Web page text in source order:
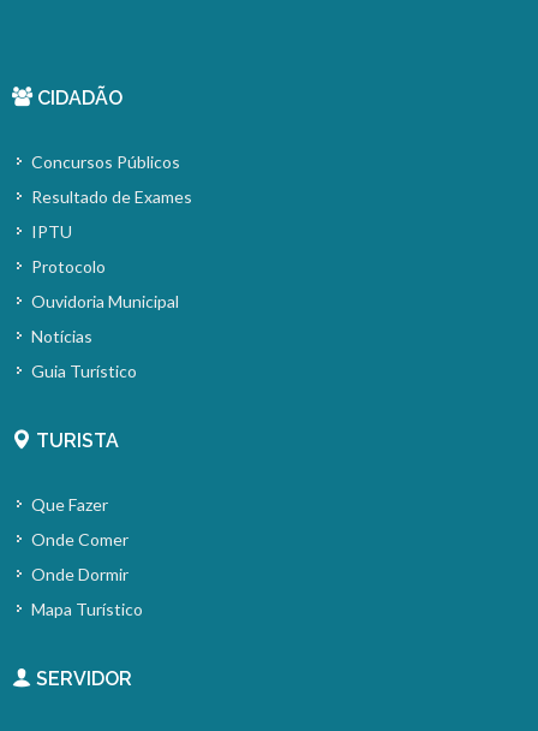
CIDADÃO
Concursos Públicos
Resultado de Exames
IPTU
Protocolo
Ouvidoria Municipal
Notícias
Guia Turístico
TURISTA
Que Fazer
Onde Comer
Onde Dormir
Mapa Turístico
SERVIDOR